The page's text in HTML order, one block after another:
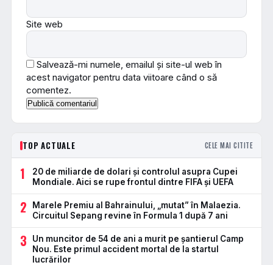
Site web
Salvează-mi numele, emailul și site-ul web în
acest navigator pentru data viitoare când o să
comentez.
TOP ACTUALE CELE MAI CITITE
1
20 de miliarde de dolari și controlul asupra Cupei
Mondiale. Aici se rupe frontul dintre FIFA și UEFA
2
Marele Premiu al Bahrainului, „mutat” în Malaezia.
Circuitul Sepang revine în Formula 1 după 7 ani
3
Un muncitor de 54 de ani a murit pe șantierul Camp
Nou. Este primul accident mortal de la startul
lucrărilor